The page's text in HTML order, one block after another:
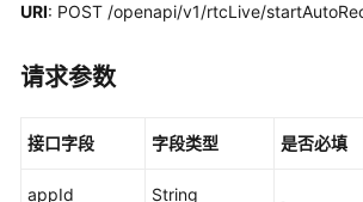
指
考
URI: POST /openapi/v1/rtcLive/
请求参数
接口字段 字段类型 是否必填
appId String